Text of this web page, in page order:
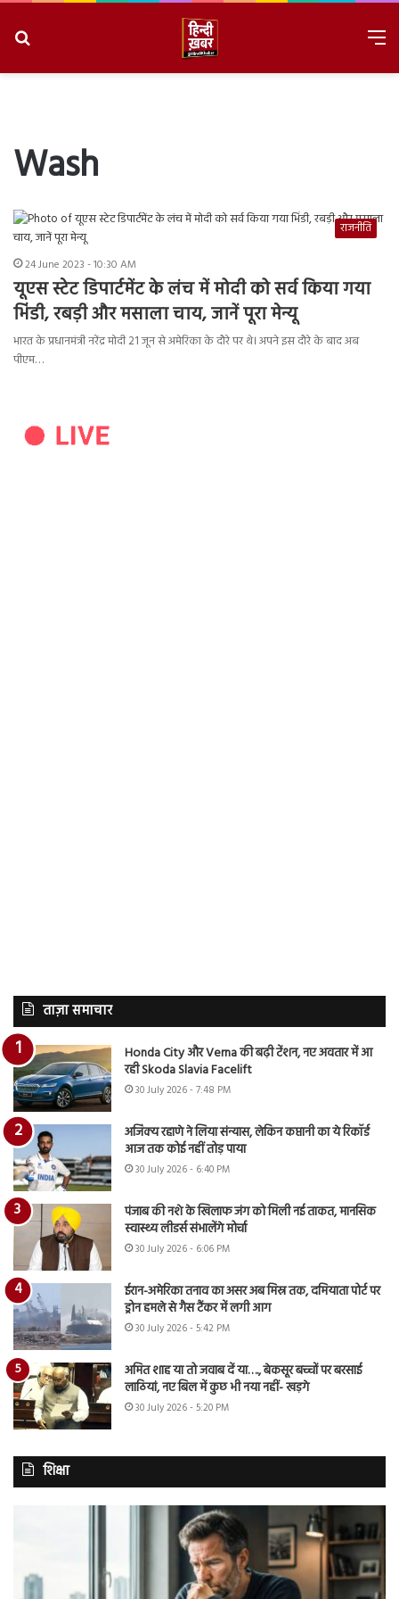
Wash
राजनीति
24 June 2023 - 10:30 AM
यूएस स्टेट डिपार्टमेंट के लंच में मोदी को सर्व किया गया
भिंडी, रबड़ी और मसाला चाय, जानें पूरा मेन्यू
भारत के प्रधानमंत्री नरेंद्र मोदी 21 जून से अमेरिका के दौरे पर थे। अपने इस दौरे के बाद अब
पीएम…
ताज़ा समाचार
Honda City और Verna की बढ़ी टेंशन, नए अवतार में आ
रही Skoda Slavia Facelift
30 July 2026 - 7:48 PM
अजिंक्य रहाणे ने लिया संन्यास, लेकिन कप्तानी का ये रिकॉर्ड
आज तक कोई नहीं तोड़ पाया
30 July 2026 - 6:40 PM
पंजाब की नशे के खिलाफ जंग को मिली नई ताकत, मानसिक
स्वास्थ्य लीडर्स संभालेंगे मोर्चा
30 July 2026 - 6:06 PM
ईरान-अमेरिका तनाव का असर अब मिस्र तक, दमियाता पोर्ट पर
ड्रोन हमले से गैस टैंकर में लगी आग
30 July 2026 - 5:42 PM
अमित शाह या तो जवाब दें या…., बेकसूर बच्चों पर बरसाई
लाठियां, नए बिल में कुछ भी नया नहीं- खड़गे
30 July 2026 - 5:20 PM
शिक्षा